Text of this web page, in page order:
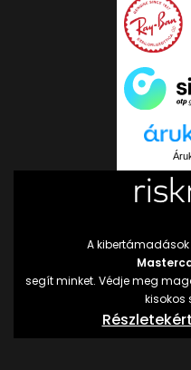
A kibertámadások
segít minket. Védje meg
kisokos